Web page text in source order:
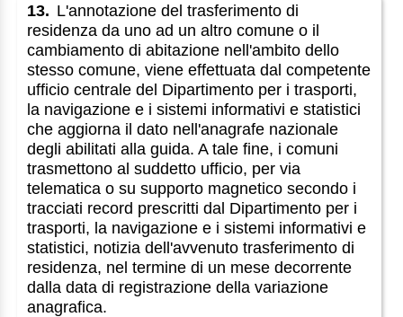
13. L'annotazione del trasferimento di
residenza da uno ad un altro comune o il
cambiamento di abitazione nell'ambito dello
stesso comune, viene effettuata dal competente
ufficio centrale del Dipartimento per i trasporti,
la navigazione e i sistemi informativi e statistici
che aggiorna il dato nell'anagrafe nazionale
degli abilitati alla guida. A tale fine, i comuni
trasmettono al suddetto ufficio, per via
telematica o su supporto magnetico secondo i
tracciati record prescritti dal Dipartimento per i
trasporti, la navigazione e i sistemi informativi e
statistici, notizia dell'avvenuto trasferimento di
residenza, nel termine di un mese decorrente
dalla data di registrazione della variazione
anagrafica.